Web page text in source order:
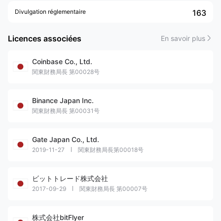
Finance au Japon et assume un large éventail de responsabilités.
Divulgation réglementaire 163
Licences associées En savoir plus
Coinbase Co., Ltd.
関東財務局長 第00028号
Binance Japan Inc.
関東財務局長 第00031号
Gate Japan Co., Ltd.
2019-11-27 関東財務局長第00018号
ビットトレード株式会社
2017-09-29 関東財務局長 第00007号
株式会社bitFlyer